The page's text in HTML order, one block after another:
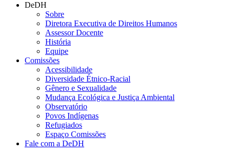
DeDH
Sobre
Diretora Executiva de Direitos Humanos
Assessor Docente
História
Equipe
Comissões
Acessibilidade
Diversidade Étnico-Racial
Gênero e Sexualidade
Mudança Ecológica e Justiça Ambiental
Observatório
Povos Indígenas
Refugiados
Espaço Comissões
Fale com a DeDH